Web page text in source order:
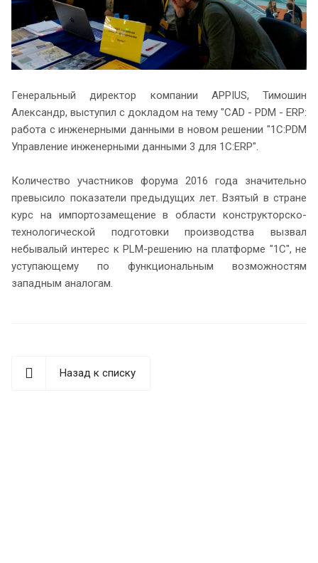
Генеральный директор компании APPIUS, Тимошин
Александр, выступил с докладом на тему "CAD - PDM - ERP:
работа с инженерными данными в новом решении "1С:PDM
Управление инженерными данными 3 для 1С:ERP".
Количество участников форума 2016 года значительно
превысило показатели предыдущих лет. Взятый в стране
курс на импортозамещение в области конструкторско-
технологической подготовки производства вызвал
небывалый интерес к PLM-решению на платформе "1С", не
уступающему по функциональным возможностям
западным аналогам.
Назад к списку